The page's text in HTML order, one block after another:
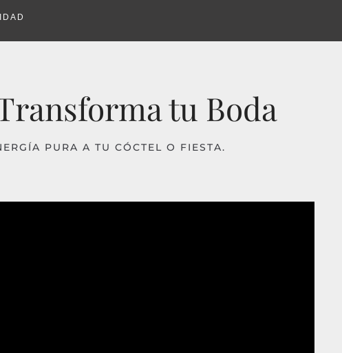
tu Boda
PURA A TU CÓCTEL O FIESTA.